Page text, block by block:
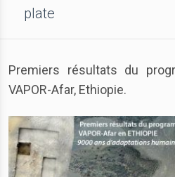
plate
Premiers résultats du
VAPOR-Afar, Ethiopie.